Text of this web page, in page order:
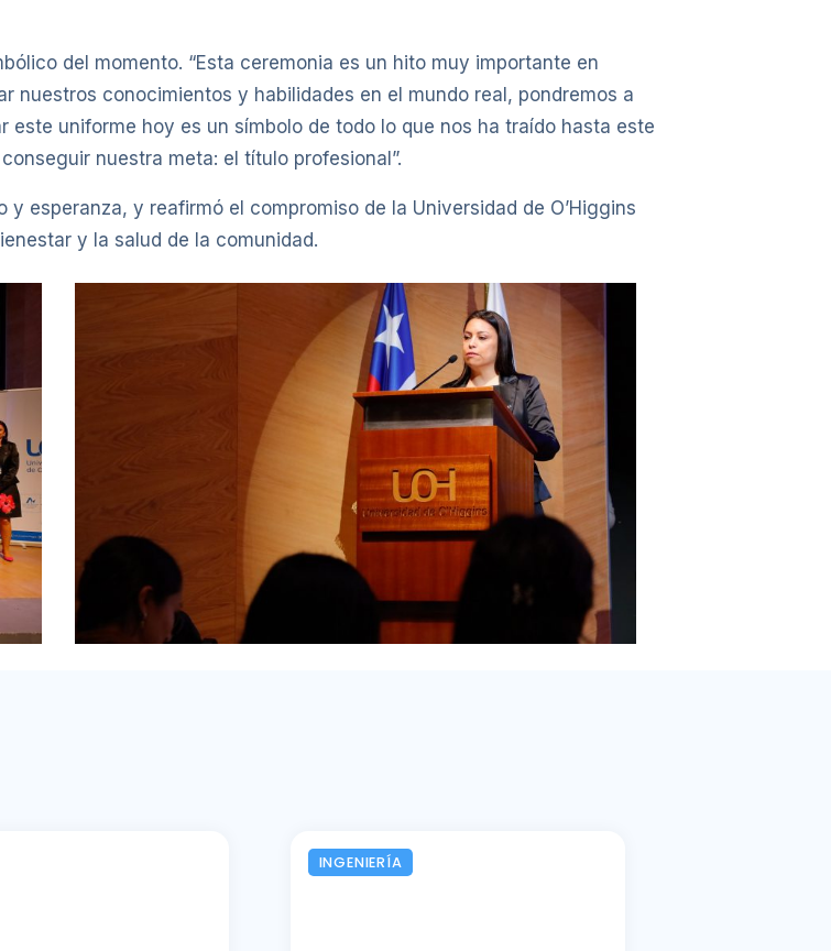
del momento. “Esta ceremonia es un hito muy importante en
nuestros conocimientos y habilidades en el mundo real, pondremos a
uniforme hoy es un símbolo de todo lo que nos ha traído hasta este
nuestra meta: el título profesional”.
esperanza, y reafirmó el compromiso de la Universidad de O’Higgins
y la salud de la comunidad.
INGENIERÍA